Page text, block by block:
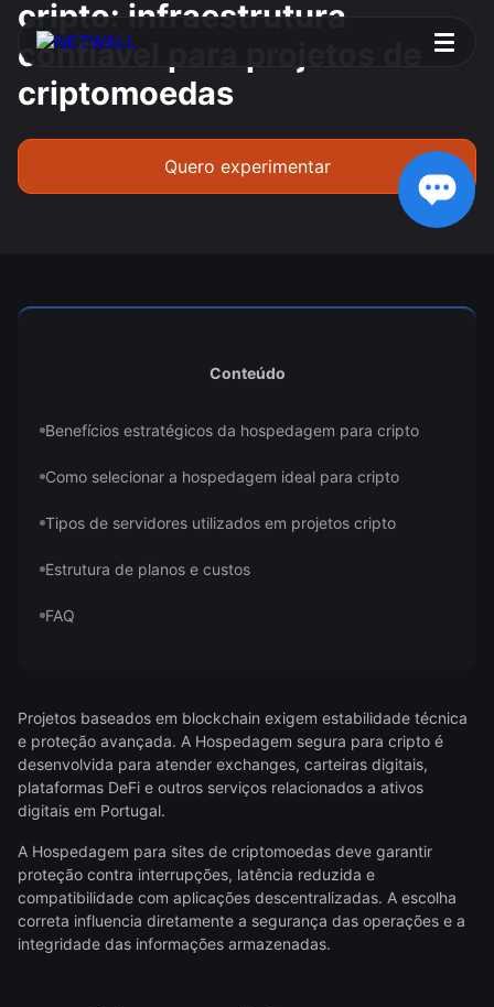
cripto: infraestrutura
confiável para projetos de
criptomoedas
Quero experimentar
Conteúdo
Benefícios estratégicos da hospedagem para cripto
Como selecionar a hospedagem ideal para cripto
Tipos de servidores utilizados em projetos cripto
Estrutura de planos e custos
FAQ
Projetos baseados em blockchain exigem estabilidade técnica
e proteção avançada. A Hospedagem segura para cripto é
desenvolvida para atender exchanges, carteiras digitais,
plataformas DeFi e outros serviços relacionados a ativos
digitais em Portugal.
A Hospedagem para sites de criptomoedas deve garantir
proteção contra interrupções, latência reduzida e
compatibilidade com aplicações descentralizadas. A escolha
correta influencia diretamente a segurança das operações e a
integridade das informações armazenadas.